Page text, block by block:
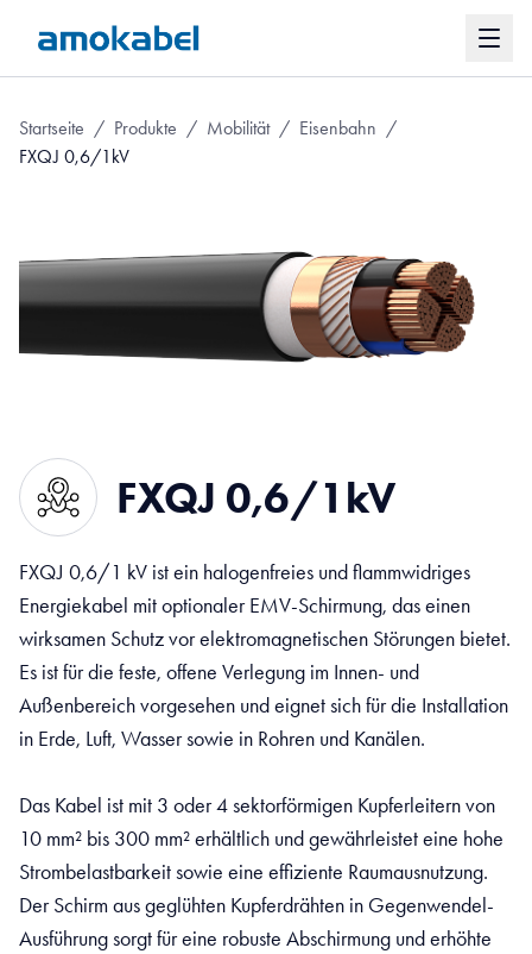
Startseite / Produkte / Mobilität / Eisenbahn /
FXQJ 0,6/1kV
FXQJ 0,6/1kV
FXQJ 0,6/1 kV ist ein halogenfreies und flammwidriges
Energiekabel mit optionaler EMV-Schirmung, das einen
wirksamen Schutz vor elektromagnetischen Störungen bietet.
Es ist für die feste, offene Verlegung im Innen- und
Außenbereich vorgesehen und eignet sich für die Installation
in Erde, Luft, Wasser sowie in Rohren und Kanälen.
Das Kabel ist mit 3 oder 4 sektorförmigen Kupferleitern von
10 mm² bis 300 mm² erhältlich und gewährleistet eine hohe
Strombelastbarkeit sowie eine effiziente Raumausnutzung.
Der Schirm aus geglühten Kupferdrähten in Gegenwendel-
Ausführung sorgt für eine robuste Abschirmung und erhöhte